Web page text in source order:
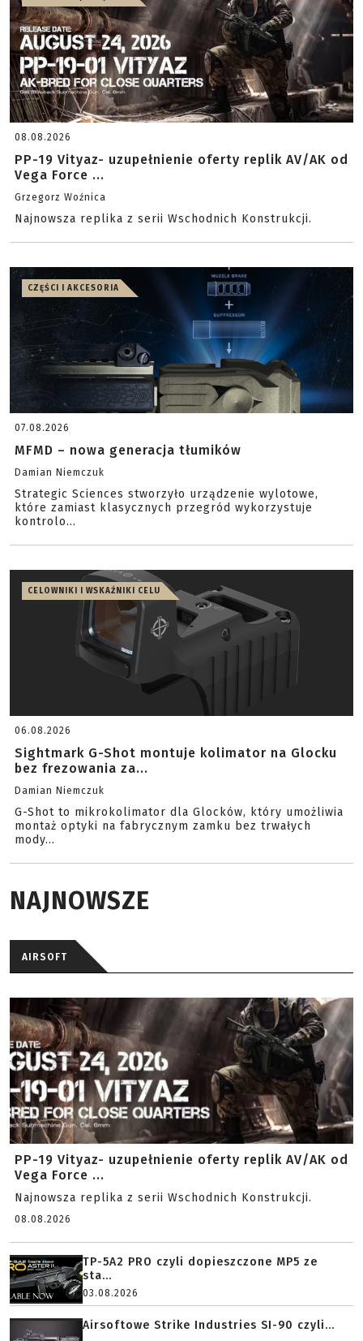
08.08.2026
PP-19 Vityaz- uzupełnienie oferty replik AV/AK od
Vega Force ...
Grzegorz Woźnica
Najnowsza replika z serii Wschodnich Konstrukcji.
CZĘŚCI I AKCESORIA
07.08.2026
MFMD – nowa generacja tłumików
Damian Niemczuk
Strategic Sciences stworzyło urządzenie wylotowe,
które zamiast klasycznych przegród wykorzystuje
kontrolo...
CELOWNIKI I WSKAŹNIKI CELU
06.08.2026
Sightmark G-Shot montuje kolimator na Glocku
bez frezowania za...
Damian Niemczuk
G-Shot to mikrokolimator dla Glocków, który umożliwia
montaż optyki na fabrycznym zamku bez trwałych
mody...
NAJNOWSZE
AIRSOFT
PP-19 Vityaz- uzupełnienie oferty replik AV/AK od
Vega Force ...
Najnowsza replika z serii Wschodnich Konstrukcji.
08.08.2026
TP-5A2 PRO czyli dopieszczone MP5 ze
sta...
03.08.2026
Airsoftowe Strike Industries SI-90 czyli...